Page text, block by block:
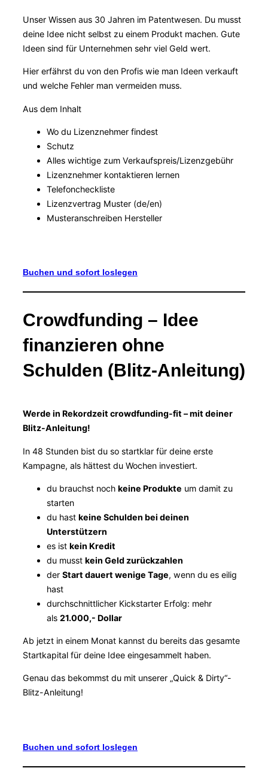
Unser Wissen aus 30 Jahren im Patentwesen. Du musst
deine Idee nicht selbst zu einem Produkt machen. Gute
Ideen sind für Unternehmen sehr viel Geld wert.
Hier erfährst du von den Profis wie man Ideen verkauft
und welche Fehler man vermeiden muss.
Aus dem Inhalt
Wo du Lizenznehmer findest
Schutz
Alles wichtige zum Verkaufspreis/Lizenzgebühr
Lizenznehmer kontaktieren lernen
Telefoncheckliste
Lizenzvertrag Muster (de/en)
Musteranschreiben Hersteller
Buchen und sofort loslegen
Crowdfunding – Idee
finanzieren ohne
Schulden (Blitz-Anleitung)
Werde in Rekordzeit crowdfunding-fit – mit deiner
Blitz-Anleitung!
In 48 Stunden bist du so startklar für deine erste
Kampagne, als hättest du Wochen investiert.
du brauchst noch keine Produkte um damit zu
starten
du hast keine Schulden bei deinen
Unterstützern
es ist kein Kredit
du musst kein Geld zurückzahlen
der Start dauert wenige Tage, wenn du es eilig
hast
durchschnittlicher Kickstarter Erfolg: mehr
als 21.000,- Dollar
Ab jetzt in einem Monat kannst du bereits das gesamte
Startkapital für deine Idee eingesammelt haben.
Genau das bekommst du mit unserer „Quick & Dirty“-
Blitz-Anleitung!
Buchen und sofort loslegen